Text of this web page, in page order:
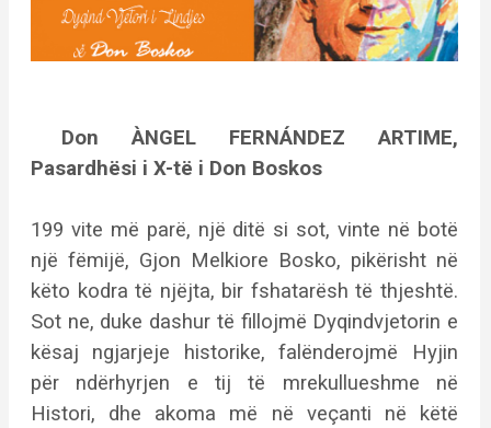
Don ÀNGEL FERNÁNDEZ ARTIME,
Pasardhësi i X-të i Don Boskos
199 vite më parë, një ditë si sot, vinte në botë
një fëmijë, Gjon Melkiore Bosko, pikërisht në
këto kodra të njëjta, bir fshatarësh të thjeshtë.
Sot ne, duke dashur të fillojmë Dyqindvjetorin e
kësaj ngjarjeje historike, falënderojmë Hyjin
për ndërhyrjen e tij të mrekullueshme në
Histori, dhe akoma më në veçanti në këtë